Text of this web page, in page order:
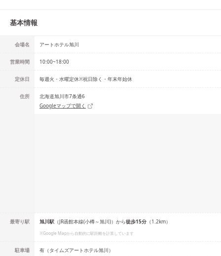
基本情報
会場名 アートホテル旭川
営業時間 10:00~18:00
定休日 毎週火・水曜定休※祝日除く・年末年始休
住所
北海道旭川市7条通6
Googleマップで開く
最寄り駅 旭川駅 （JR函館本線(小樽～旭川)） から徒歩15分 （1.2km）
※Google Mapから自動的に駅距離を計算しています
駐車場 有（タイムズアートホテル旭川）